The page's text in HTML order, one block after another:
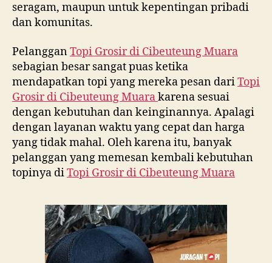
seragam, maupun untuk kepentingan pribadi
dan komunitas.
PelangganTopi Grosir di Cibeuteung Muara
sebagian besar sangat puas ketika
mendapatkan topi yang mereka pesan dariTopi
Grosir di Cibeuteung Muarakarena sesuai
dengan kebutuhan dan keinginannya. Apalagi
dengan layanan waktu yang cepat dan harga
yang tidak mahal. Oleh karena itu, banyak
pelanggan yang memesan kembali kebutuhan
topinya diTopi Grosir di Cibeuteung Muara